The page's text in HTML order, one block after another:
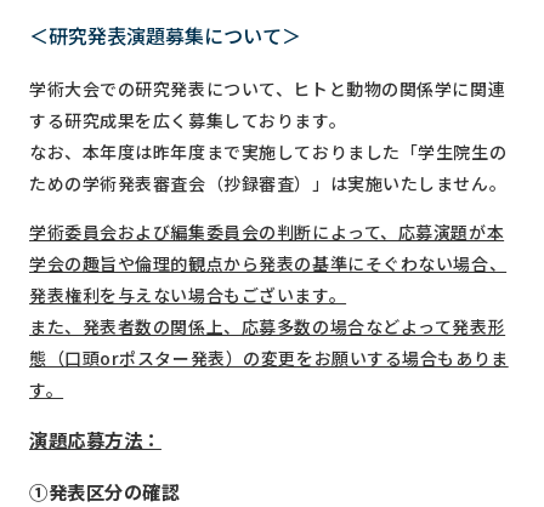
＜研究発表演題募集について＞
学術大会での研究発表について、ヒトと動物の関係学に関連
する研究成果を広く募集しております。
なお、本年度は昨年度まで実施しておりました「学生院生の
ための学術発表審査会（抄録審査）」は実施いたしません。
学術委員会および編集委員会の判断によって、応募演題が本
学会の趣旨や倫理的観点から発表の基準にそぐわない場合、
発表権利を与えない場合もございます。
また、発表者数の関係上、応募多数の場合などよって発表形
態（口頭orポスター発表）の変更をお願いする場合もありま
す。
演題応募方法：
①発表区分の確認